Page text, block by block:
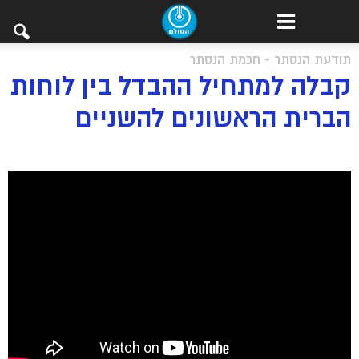
תודעת הנסתר - חכמת הנסתר
קבלה למתחיל ההבדל בין לוחות
הברית הראשונים להשניים